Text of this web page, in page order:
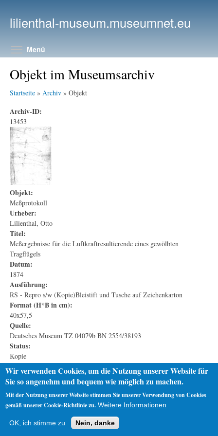
lilienthal-museum.museumnet.eu
Menü
Objekt im Museumsarchiv
Startseite » Archiv » Objekt
Archiv-ID:
13453
Objekt:
Meßprotokoll
Urheber:
Lilienthal, Otto
Titel:
Meßergebnisse für die Luftkraftresultierende eines gewölbten
Tragflügels
Datum:
1874
Ausführung:
RS - Repro s/w (Kopie)Bleistift und Tusche auf Zeichenkarton
Format (H*B in cm):
40x57,5
Quelle:
Deutsches Museum TZ 04079b BN 2554/38193
Status:
Kopie
Impressum
Wir verwenden Cookies, um die Nutzung unserer Website für
Sie so angenehm und bequem wie möglich zu machen.
Mit der Nutzung unserer Website stimmen Sie unserer Verwendung von Cookies
gemäß unserer Cookie-Richtlinie zu. Weitere Informationen
OK, ich stimme zu Nein, danke